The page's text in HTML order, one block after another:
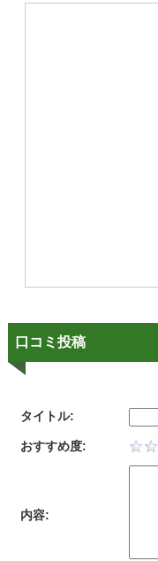
口コミ投稿
タイトル:
おすすめ度:
内容: